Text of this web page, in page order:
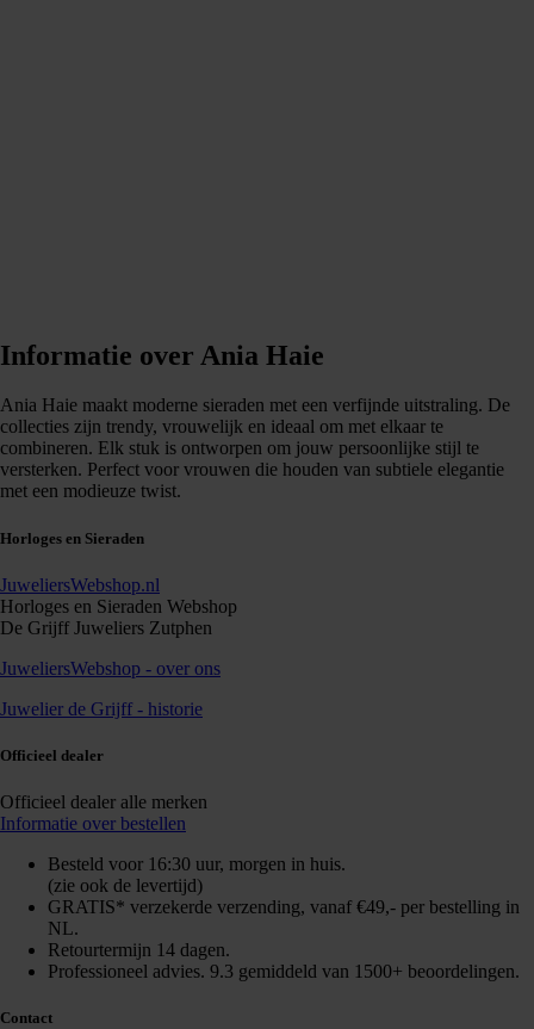
Informatie over Ania Haie
Ania Haie maakt moderne sieraden met een verfijnde uitstraling. De
collecties zijn trendy, vrouwelijk en ideaal om met elkaar te
combineren. Elk stuk is ontworpen om jouw persoonlijke stijl te
versterken. Perfect voor vrouwen die houden van subtiele elegantie
met een modieuze twist.
Horloges en Sieraden
JuweliersWebshop.nl
Horloges en Sieraden Webshop
De Grijff Juweliers Zutphen
JuweliersWebshop - over ons
Juwelier de Grijff - historie
Officieel dealer
Officieel dealer alle merken
Informatie over bestellen
Besteld voor 16:30 uur, morgen in huis.
(zie ook de levertijd)
GRATIS* verzekerde verzending, vanaf €49,- per bestelling in
NL.
Retourtermijn 14 dagen.
Professioneel advies. 9.3 gemiddeld van 1500+ beoordelingen.
Contact